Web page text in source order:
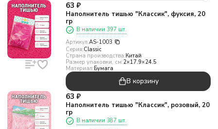
63 ₽
Наполнитель тишью "Классик", фуксия, 20
гр
В наличии 397 шт.
Артикул:AS-1003
Серия:Classic
Страна производства:Китай
Размер упаковки, см:2×17.9×24.5
Материал:Бумага
В корзину
63 ₽
Наполнитель тишью "Классик", розовый, 20
гр
В наличии 387 шт.